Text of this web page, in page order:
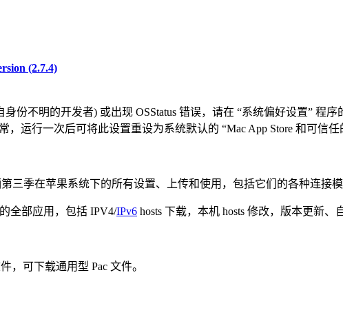
(2.7.4)
份不明的开发者) 或出现 OSStatus 错误，请在 “系统偏好设置” 程
运行一次后可将此设置重设为系统默认的 “Mac App Store 和可信任
第三季在苹果系统下的所有设置、上传和使用，包括它们的各种连接
全部应用，包括 IPV4/IPv6 hosts 下载，本机 hosts 修改，版本更新、
，可下载通用型 Pac 文件。